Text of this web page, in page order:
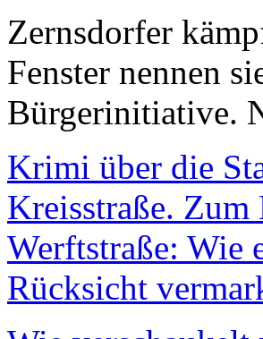
Zernsdorfer
Fenster nennen
Bürgerinitiative.
Krimi über die
Kreisstraße.
Werftstraße: Wie
Rücksicht